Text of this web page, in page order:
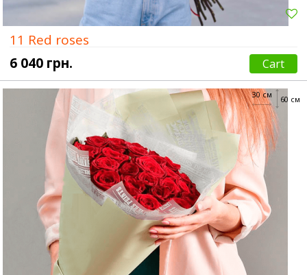
11 Red roses
6 040 грн.
Cart
60 см
30 см